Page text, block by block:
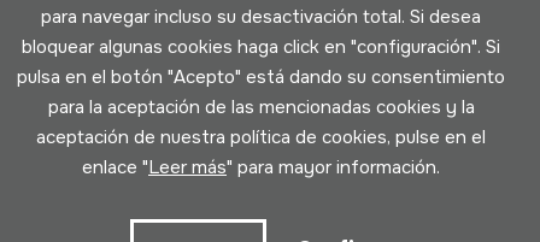
Política de cookies
para navegar incluso su desactivación total. Si desea
bloquear algunas cookies haga click en "configuración". Si
pulsa en el botón "Acepto" está dando su consentimiento
para la aceptación de las mencionadas cookies y la
aceptación de nuestra política de cookies, pulse en el
enlace "Leer más" para mayor información.